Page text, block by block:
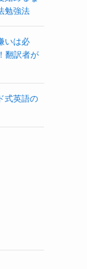
勉強法
いは必
翻訳者が
式英語の